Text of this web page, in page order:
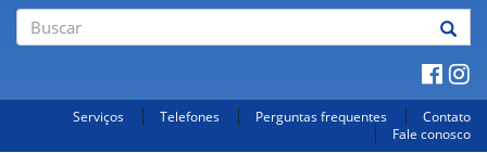
Serviços Telefones Perguntas frequentes
Contato
Fale conosco